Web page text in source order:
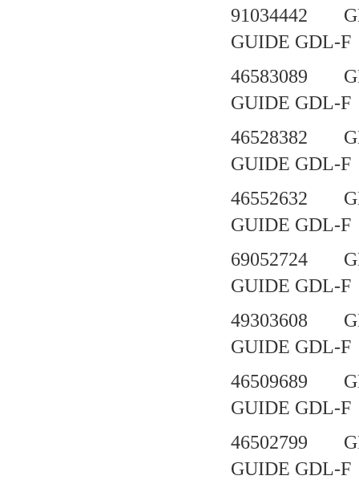
91034442
GUIDE
46583089
GUIDE GDL-F
46528382
GUIDE
46552632
GUIDE
69052724
GUIDE
49303608
GUIDE
46509689
GUIDE
46502799
GUIDE